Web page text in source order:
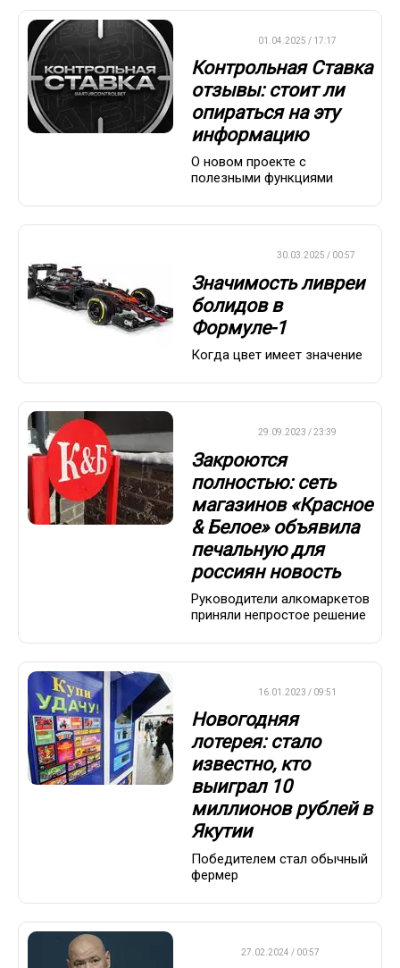
01.04.2025 / 17:17
Контрольная Ставка
отзывы: стоит ли
опираться на эту
информацию
О новом проекте с
полезными функциями
30.03.2025 / 00:57
Значимость ливреи
болидов в
Формуле-1
Когда цвет имеет значение
29.09.2023 / 23:39
Закроются
полностью: сеть
магазинов «Красное
& Белое» объявила
печальную для
россиян новость
Руководители алкомаркетов
приняли непростое решение
16.01.2023 / 09:51
Новогодняя
лотерея: стало
известно, кто
выиграл 10
миллионов рублей в
Якутии
Победителем стал обычный
фермер
27.02.2024 / 00:57